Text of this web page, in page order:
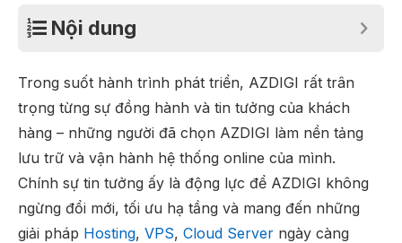
Nội dung
Trong suốt hành trình phát triển, AZDIGI rất trân
trọng từng sự đồng hành và tin tưởng của khách
hàng – những người đã chọn AZDIGI làm nền tảng
lưu trữ và vận hành hệ thống online của mình.
Chính sự tin tưởng ấy là động lực để AZDIGI không
ngừng đổi mới, tối ưu hạ tầng và mang đến những
giải pháp Hosting, VPS, Cloud Server ngày càng